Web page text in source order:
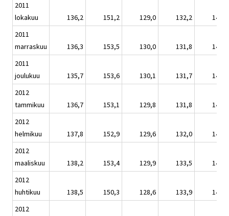
2011
lokakuu
136,2 151,2 129,0 132,2
146,6
2011
marraskuu
136,3 153,5 130,0 131,8
146,7
2011
joulukuu
135,7 153,6 130,1 131,7
146,0
2012
tammikuu
136,7 153,1 129,8 131,8
147,1
2012
helmikuu
137,8 152,9 129,6 132,0
148,3
2012
maaliskuu
138,2 153,4 129,9 133,5
148,8
2012
huhtikuu
138,5 150,3 128,6 133,9
149,1
2012